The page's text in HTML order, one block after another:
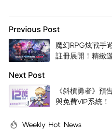
Previous Post
魔幻RPG炫戰手
註冊展開！精緻
Next Post
《斜槓勇者》預
與免費VIP系統！
Weekly Hot News